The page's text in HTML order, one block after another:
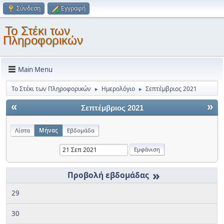
Σύνδεση Εγγραφή
Το Στέκι των
Πληροφορικών
Main Menu
Το Στέκι των Πληροφορικών ► Ημερολόγιο ► Σεπτέμβριος 2021
« »
Σεπτέμβριος 2021
Λίστα Μήνας Εβδομάδα
»
29
30